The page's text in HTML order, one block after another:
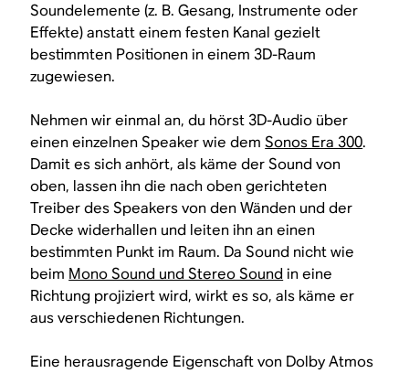
Soundelemente (z. B. Gesang, Instrumente oder
Effekte) anstatt einem festen Kanal gezielt
bestimmten Positionen in einem 3D-Raum
zugewiesen.
Nehmen wir einmal an, du hörst 3D-Audio über
einen einzelnen Speaker wie demSonos Era 300.
Damit es sich anhört, als käme der Sound von
oben, lassen ihn die nach oben gerichteten
Treiber des Speakers von den Wänden und der
Decke widerhallen und leiten ihn an einen
bestimmten Punkt im Raum. Da Sound nicht wie
beim Mono Sound und Stereo Sound in eine
Richtung projiziert wird, wirkt es so, als käme er
aus verschiedenen Richtungen.
Eine herausragende Eigenschaft von Dolby Atmos